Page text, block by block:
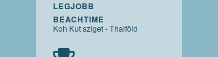
LEGJOBB
BEACHTIME
Koh Kut sziget - Thaiföld